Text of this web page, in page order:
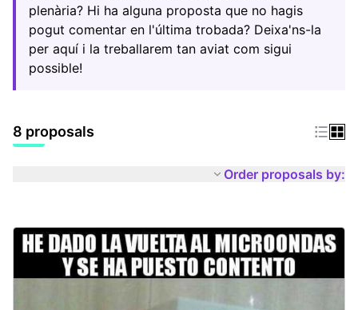
plenària? Hi ha alguna proposta que no hagis
pogut comentar en l'última trobada? Deixa'ns-la
per aquí i la treballarem tan aviat com sigui
possible!
8 proposals
Order proposals by: